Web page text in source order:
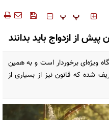
‍‍‍ پ پ
از ازدواج باید بدانند
ویژه‌ای برخوردار است و به همین
شده که قانون نیز از بسیاری از